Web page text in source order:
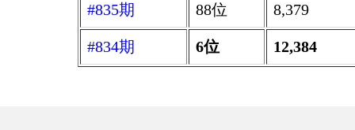
#835期 88位 8,379
#834期 6位 12,384